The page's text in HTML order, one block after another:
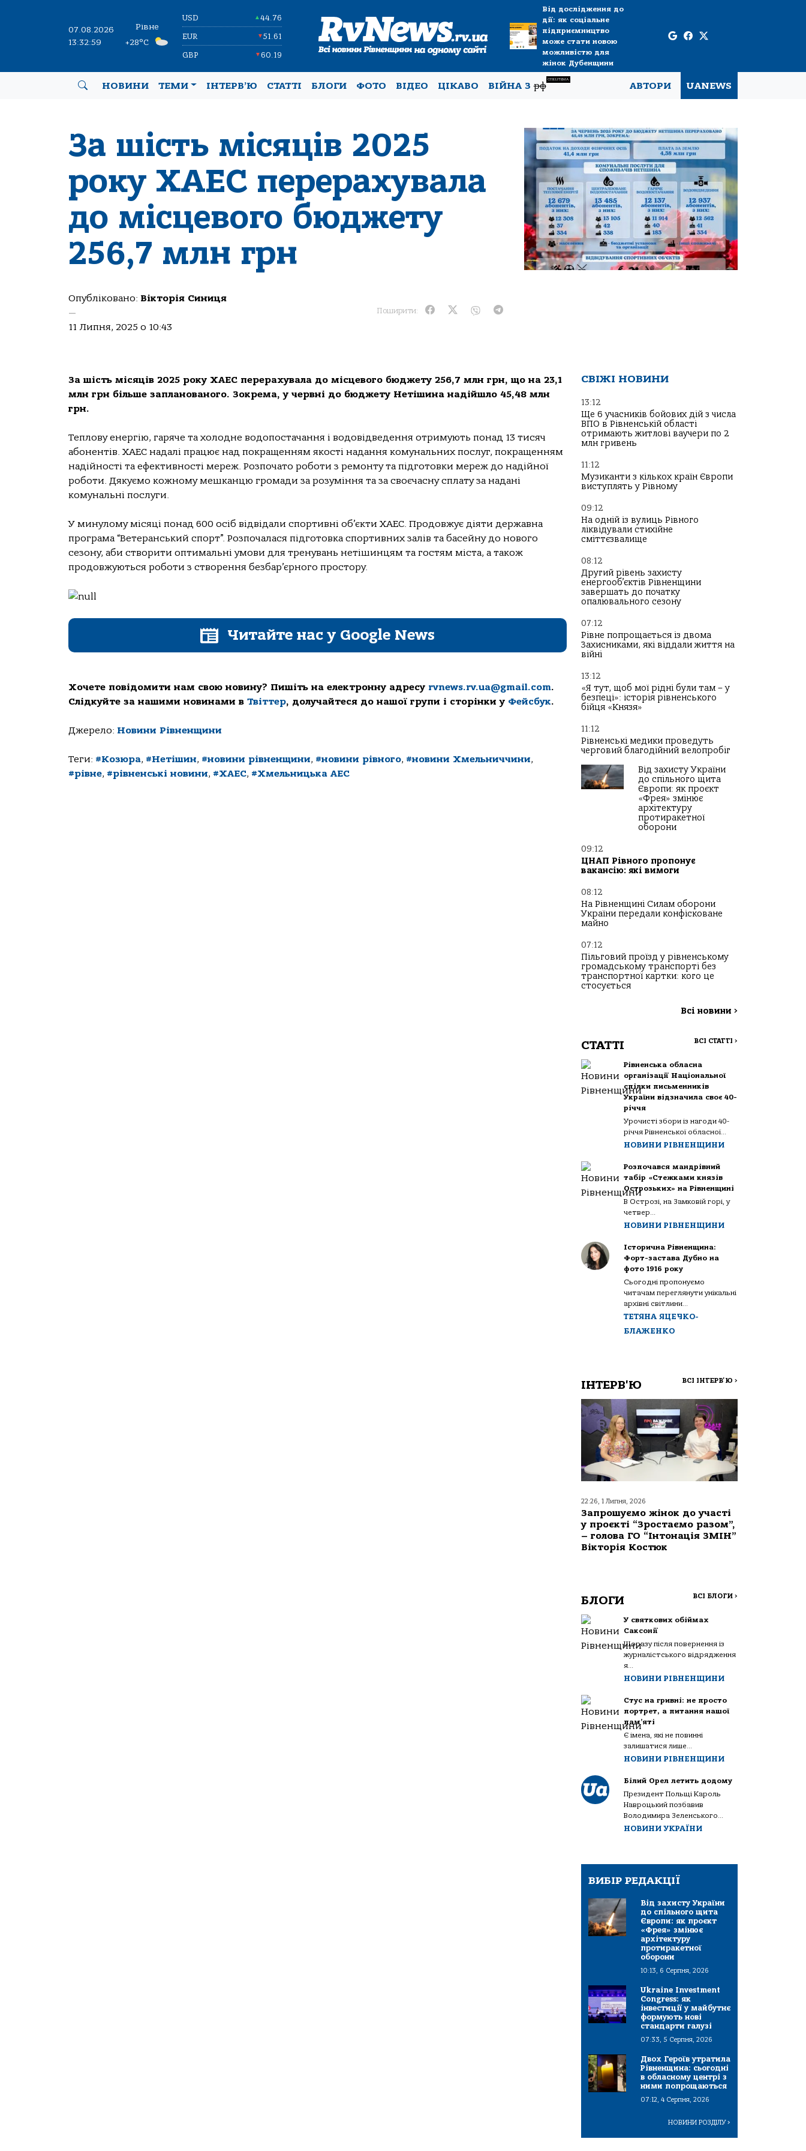
07.08.2026
13:33:00
Рівне
+28°C
USD ▲44.76
EUR ▼51.61
GBP ▼60.19
Від дослідження до
дії: як соціальне
підприємництво
може стати новою
можливістю для
жінок Дубенщини
НОВИНИ ТЕМИ ІНТЕРВ’Ю СТАТТІ БЛОГИ ФОТО ВІДЕО ЦІКАВО ВІЙНА Зрф
СПЕЦТЕМА
АВТОРИ UANEWS
За шість місяців 2025
року ХАЕС перерахувала
до місцевого бюджету
256,7 млн грн
Опубліковано: Вікторія Синиця
—
11 Липня, 2025 о 10:43
Поширити:
За шість місяців 2025 року ХАЕС перерахувала до місцевого бюджету 256,7 млн грн, що на 23,1
млн грн більше запланованого. Зокрема, у червні до бюджету Нетішина надійшло 45,48 млн
грн.
Теплову енергію, гаряче та холодне водопостачання і водовідведення отримують понад 13 тисяч
абонентів. ХАЕС надалі працює над покращенням якості надання комунальних послуг, покращенням
надійності та ефективності мереж. Розпочато роботи з ремонту та підготовки мереж до надійної
роботи. Дякуємо кожному мешканцю громади за розуміння та за своєчасну сплату за надані
комунальні послуги.
У минулому місяці понад 600 осіб відвідали спортивні об’єкти ХАЕС. Продовжує діяти державна
програма “Ветеранський спорт”. Розпочалася підготовка спортивних залів та басейну до нового
сезону, аби створити оптимальні умови для тренувань нетішинцям та гостям міста, а також
продовжуються роботи з створення безбар’єрного простору.
Читайте нас у Google News
Хочете повідомити нам свою новину? Пишіть на електронну адресу rvnews.rv.ua@gmail.com.
Слідкуйте за нашими новинами в Твіттер, долучайтеся до нашої групи і сторінки у Фейсбук.
Джерело: Новини Рівненщини
Теги: #Козюра, #Нетішин, #новини рівненщини, #новини рівного, #новини Хмельниччини,
#рівне, #рівненські новини, #ХАЕС, #Хмельницька АЕС
СВІЖІ НОВИНИ
13:12
Ще 6 учасників бойових дій з числа
ВПО в Рівненській області
отримають житлові ваучери по 2
млн гривень
11:12
Музиканти з кількох країн Європи
виступлять у Рівному
09:12
На одній із вулиць Рівного
ліквідували стихійне
сміттєзвалище
08:12
Другий рівень захисту
енергооб’єктів Рівненщини
завершать до початку
опалювального сезону
07:12
Рівне попрощається із двома
Захисниками, які віддали життя на
війні
13:12
«Я тут, щоб мої рідні були там – у
безпеці»: історія рівненського
бійця «Князя»
11:12
Рівненські медики проведуть
черговий благодійний велопробіг
Від захисту України
до спільного щита
Європи: як проєкт
«Фрея» змінює
архітектуру
протиракетної
оборони
09:12
ЦНАП Рівного пропонує
вакансію: які вимоги
08:12
На Рівненщині Силам оборони
України передали конфісковане
майно
07:12
Пільговий проїзд у рівненському
громадському транспорті без
транспортної картки: кого це
стосується
Всі новини >
СТАТТІ ВСІ СТАТТІ >
Рівненська обласна
організації Національної
спілки письменників
України відзначила своє 40-
річчя
Урочисті збори із нагоди 40-
річчя Рівненської обласної...
НОВИНИ РІВНЕНЩИНИ
Розпочався мандрівний
табір «Стежками князів
Острозьких» на Рівненщині
В Острозі, на Замковій горі, у
четвер...
НОВИНИ РІВНЕНЩИНИ
Історична Рівненщина:
Форт-застава Дубно на
фото 1916 року
Сьогодні пропонуємо
читачам переглянути унікальні
архівні світлини...
ТЕТЯНА ЯЦЕЧКО-
БЛАЖЕНКО
ІНТЕРВ'Ю ВСІ ІНТЕРВ'Ю >
22:26, 1 Липня, 2026
Запрошуємо жінок до участі
у проєкті “Зростаємо разом”,
– голова ГО “Інтонація ЗМІН”
Вікторія Костюк
БЛОГИ ВСІ БЛОГИ >
У святкових обіймах
Саксонії
Щоразу після повернення із
журналістського відрядження
я...
НОВИНИ РІВНЕНЩИНИ
Стус на гривні: не просто
портрет, а питання нашої
пам’яті
Є імена, які не повинні
залишатися лише...
НОВИНИ РІВНЕНЩИНИ
Білий Орел летить додому
Президент Польщі Кароль
Навроцький позбавив
Володимира Зеленського...
НОВИНИ УКРАЇНИ
ВИБІР РЕДАКЦІЇ
Від захисту України
до спільного щита
Європи: як проєкт
«Фрея» змінює
архітектуру
протиракетної
оборони
10:13, 6 Серпня, 2026
Ukraine Investment
Congress: як
інвестиції у майбутнє
формують нові
стандарти галузі
07:33, 5 Серпня, 2026
Двох Героїв утратила
Рівненщина: сьогодні
в обласному центрі з
ними попрощаються
07:12, 4 Серпня, 2026
НОВИНИ РОЗДІЛУ>